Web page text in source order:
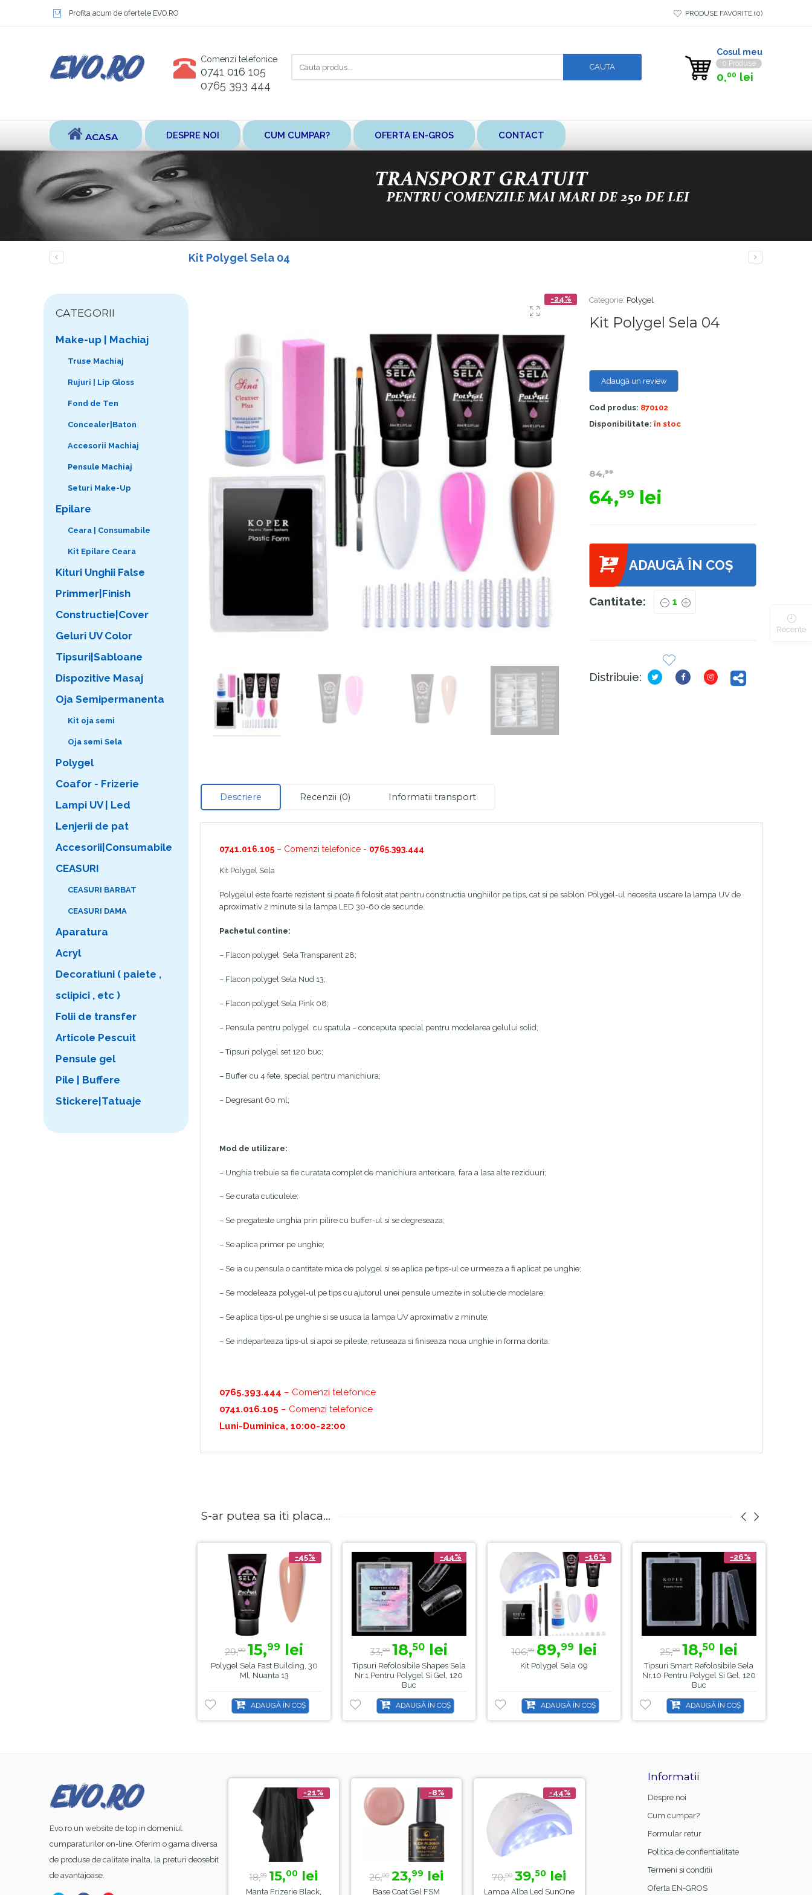
Profita acum de ofertele EVO.RO PRODUSE FAVORITE 0
Comenzi telefonice
0741 016 105
0765 393 444
aici
Cosul meu
0 Produse
0,00 lei
ACASA DESPRE NOI CUM CUMPAR? OFERTA EN-GROS CONTACT
Kit Polygel Sela 04
-24% Categorie: Polygel
Kit Polygel Sela 04
Adaugă un review
Cod produs: 870102
Disponibilitate: în stoc
84,99
64,99 lei
ADAUGĂ ÎN COȘ
Cantitate:
Distribuie:
Descriere Recenzii (0) Informatii transport
0741.016.105 – Comenzi telefonice - 0765.393.444
Kit Polygel Sela
Polygelul este foarte rezistent si poate fi folosit atat pentru constructia unghiilor pe tips, cat si pe sablon. Polygel-ul necesita uscare la lampa UV de
aproximativ 2 minute si la lampa LED 30-60 de secunde.
Pachetul contine:
– Flacon polygel Sela Transparent 28;
– Flacon polygel Sela Nud 13;
– Flacon polygel Sela Pink 08;
– Pensula pentru polygel cu spatula – conceputa special pentru modelarea gelului solid;
– Tipsuri polygel set 120 buc;
– Buffer cu 4 fete, special pentru manichiura;
– Degresant 60 ml;
Mod de utilizare:
– Unghia trebuie sa fie curatata complet de manichiura anterioara, fara a lasa alte reziduuri;
– Se curata cuticulele;
– Se pregateste unghia prin pilire cu buffer-ul si se degreseaza;
– Se aplica primer pe unghie;
– Se ia cu pensula o cantitate mica de polygel si se aplica pe tips-ul ce urmeaza a fi aplicat pe unghie;
– Se modeleaza polygel-ul pe tips cu ajutorul unei pensule umezite in solutie de modelare;
– Se aplica tips-ul pe unghie si se usuca la lampa UV aproximativ 2 minute;
– Se indeparteaza tips-ul si apoi se pileste, retuseaza si finiseaza noua unghie in forma dorita.
0765.393.444 – Comenzi telefonice
0741.016.105 – Comenzi telefonice
Luni-Duminica, 10:00-22:00
S-ar putea sa iti placa...
-45%
29,00 15,99 lei
Polygel Sela Fast Building, 30
Ml, Nuanta 13
ADAUGĂ ÎN COȘ
-44%
33,00 18,50 lei
Tipsuri Refolosibile Shapes Sela
Nr.1 Pentru Polygel Si Gel, 120
Buc
ADAUGĂ ÎN COȘ
-16%
106,99 89,99 lei
Kit Polygel Sela 09
ADAUGĂ ÎN COȘ
-26%
25,00 18,50 lei
Tipsuri Smart Refolosibile Sela
Nr.10 Pentru Polygel Si Gel, 120
Buc
ADAUGĂ ÎN COȘ
CATEGORII
Make-up | Machiaj
Truse Machiaj
Rujuri | Lip Gloss
Fond de Ten
Concealer|Baton
Accesorii Machiaj
Pensule Machiaj
Seturi Make-Up
Epilare
Ceara | Consumabile
Kit Epilare Ceara
Kituri Unghii False
Primmer|Finish
Constructie|Cover
Geluri UV Color
Tipsuri|Sabloane
Dispozitive Masaj
Oja Semipermanenta
Kit oja semi
Oja semi Sela
Polygel
Coafor - Frizerie
Lampi UV | Led
Lenjerii de pat
Accesorii|Consumabile
CEASURI
CEASURI BARBAT
CEASURI DAMA
Aparatura
Acryl
Decoratiuni ( paiete ,
sclipici , etc )
Folii de transfer
Articole Pescuit
Pensule gel
Pile | Buffere
Stickere|Tatuaje
Evo.ro un website de top in domeniul
cumparaturilor on-line. Oferim o gama diversa
de produse de calitate inalta, la preturi deosebit
de avantajoase.
70,00
Lampa Alba Led SunOne
-21%
15,00lei
Manta Frizerie Black,
-8%
23,99lei
Base Coat Gel FSM
-44%
39,50lei
Lampa Alba Led SunOne
lei
Manta Frizerie Black, Base Coat Gel FSM
Informatii
Despre noi
Cum cumpar?
Formular retur
Politica de confientialitate
Termeni si conditii
Oferta EN-GROS
Recente